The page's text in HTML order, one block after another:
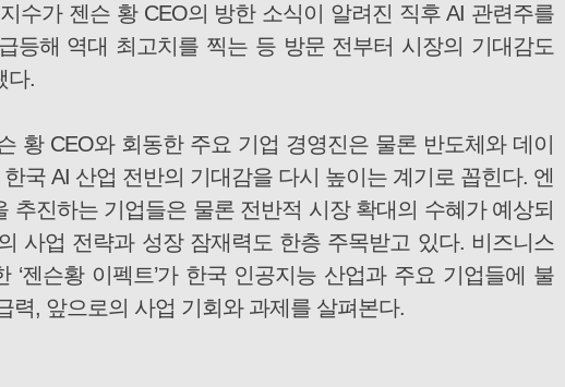
수가 젠슨 황 CEO의 방한 소식이 알려진 직후 AI 관련주를
등해 역대 최고치를 찍는 등 방문 전부터 시장의 기대감도
다.
황 CEO와 회동한 주요 기업 경영진은 물론 반도체와 데이
국 AI 산업 전반의 기대감을 다시 높이는 계기로 꼽힌다. 엔
추진하는 기업들은 물론 전반적 시장 확대의 수혜가 예상되
사업 전략과 성장 잠재력도 한층 주목받고 있다. 비즈니스
‘젠슨황 이펙트’가 한국 인공지능 산업과 주요 기업들에 불
력, 앞으로의 사업 기회와 과제를 살펴본다.